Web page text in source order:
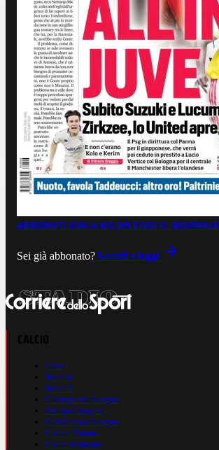
ABBONATI ORA A €0,99LEGGI IL GIORNALE
Sei già abbonato?Accedi e leggi
Live
Serie A
Serie B
Champions League
Europa League
Conference League
Calcio Estero
Calciomercato